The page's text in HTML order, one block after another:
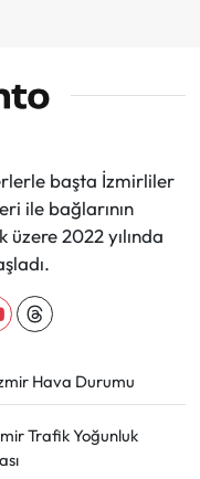
başta İzmirliler
ile bağlarının
2022 yılında
Hava Durumu
Trafik Yoğunluk